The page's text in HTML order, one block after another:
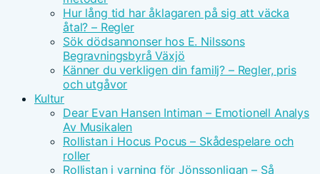
Hur lång tid har åklagaren på sig att väcka
åtal? – Regler
Sök dödsannonser hos E. Nilssons
Begravningsbyrå Växjö
Känner du verkligen din familj? – Regler, pris
och utgåvor
Kultur
Dear Evan Hansen Intiman – Emotionell Analys
Av Musikalen
Rollistan i Hocus Pocus – Skådespelare och
roller
Rollistan i varning för Jönssonligan – Så